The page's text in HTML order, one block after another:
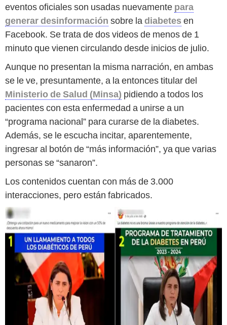
eventos oficiales son usadas nuevamente para
generar desinformación sobre ladiabetes en
Facebook. Se trata de dos videos de menos de 1
minuto que vienen circulando desde inicios de julio.
Aunque no presentan la misma narración, en ambas
se le ve, presuntamente, a la entonces titular del
Ministerio de Salud (Minsa) pidiendo a todos los
pacientes con esta enfermedad a unirse a un
“programa nacional” para curarse de la diabetes.
Además, se le escucha incitar, aparentemente,
ingresar al botón de “más información”, ya que varias
personas se “sanaron”.
Los contenidos cuentan con más de 3.000
interacciones, pero están fabricados.